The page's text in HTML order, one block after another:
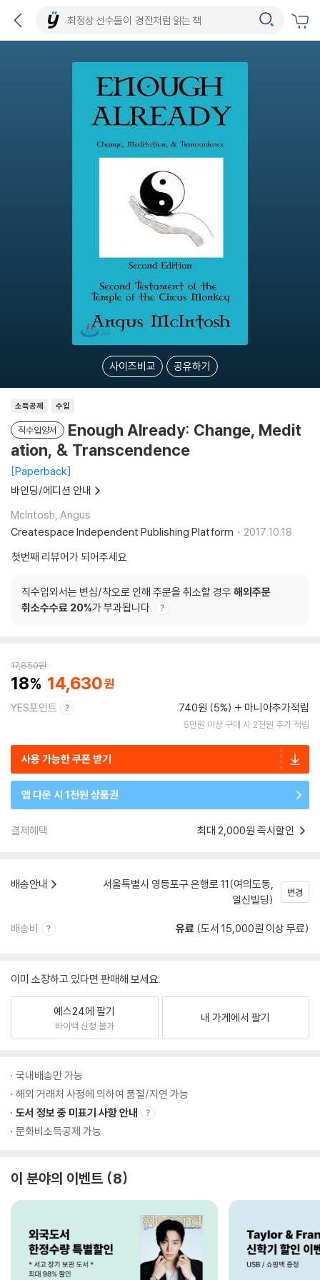
사이즈비교 공유하기
소득공제 수입
직수입양서
Enough Already: Change, Medit
ation, & Transcendence
Paperback
바인딩/에디션 안내
McIntosh, Angus
Createspace Independent Publishing Platform
2017.10.18.
첫번째 리뷰어가 되어주세요
직수입외서는 변심/착오로 인해 주문을 취소할 경우 해외주문
취소수수료 20%가 부과됩니다.
17,850원
18 14,630
YES포인트 740원 (5%) 마니아추가적립
5만원 이상 구매 시 2천원 추가 적립
사용 가능한 쿠폰 받기
앱 다운 시 1천원 상품권
결제혜택 최대 2,000원 즉시할인
배송안내
서울특별시 영등포구 은행로 11(여의도동,
일신빌딩)
변경
배송비 유료 (도서 15,000원 이상 무료)
이미 소장하고 있다면 판매해 보세요.
예스24에 팔기
바이백 신청 불가
내 가게에서 팔기
국내배송만 가능
해외 거래처 사정에 의하여 품절/지연 가능
도서 정보 중 미표기 사항 안내
문화비소득공제 가능
이 분야의 이벤트 8